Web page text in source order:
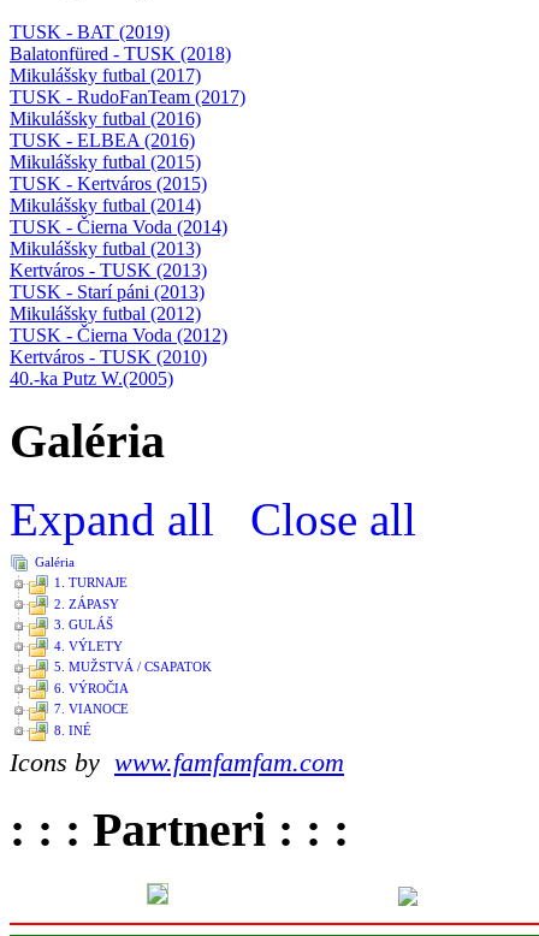
TUSK - BAT (2019)
Balatonfüred - TUSK (2018)
Mikulášsky futbal (2017)
TUSK - RudoFanTeam (2017)
Mikulášsky futbal (2016)
TUSK - ELBEA (2016)
Mikulášsky futbal (2015)
TUSK - Kertváros (2015)
Mikulášsky futbal (2014)
TUSK - Čierna Voda (2014)
Mikulášsky futbal (2013)
Kertváros - TUSK (2013)
TUSK - Starí páni (2013)
Mikulášsky futbal (2012)
TUSK - Čierna Voda (2012)
Kertváros - TUSK (2010)
40.-ka Putz W.(2005)
Galéria
Expand all Close all
Galéria
1. TURNAJE
2. ZÁPASY
3. GULÁŠ
4. VÝLETY
5. MUŽSTVÁ / CSAPATOK
6. VÝROČIA
7. VIANOCE
8. INÉ
Icons by www.famfamfam.com
: : : Partneri : : :